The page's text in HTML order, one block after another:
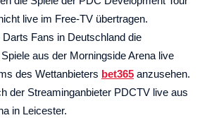
live im Free-TV übertragen.
Fans in Deutschland die
aus der Morningside Arena live
des Wettanbieters bet365 anzusehen.
der Streaminganbieter PDCTV live aus
in Leicester.